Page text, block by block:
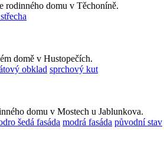
rodinného domu v Těchoníně.
domě v Hustopečích.
obklad sprchový kut
domu v Mostech u Jablunkova.
šedá fasáda modrá fasáda původní stav